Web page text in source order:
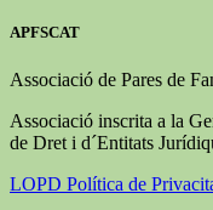
APFSCAT
Associació de Pares de
Associació inscrita a la
de Dret i d´Entitats
LOPD Política de